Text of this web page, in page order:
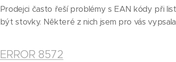
Prodejci často řeší problémy s EAN kódy při
být stovky. Některé z nich jsem pro vás
ERROR 8572